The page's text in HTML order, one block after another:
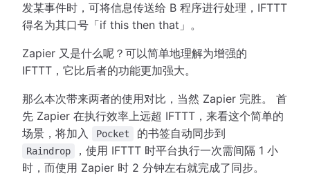
发某事件时，可将信息传送给 B 程序进行处理，IFTTT
得名为其口号「if this then that」。
Zapier 又是什么呢？可以简单地理解为增强的
IFTTT，它比后者的功能更加强大。
那么本次带来两者的使用对比，当然 Zapier 完胜。 首
先 Zapier 在执行效率上远超 IFTTT，来看这个简单的
场景，将加入
Pocket 的书签自动同步到
Raindrop
，使用 IFTTT 时平台执行一次需间隔 1 小
时，而使用 Zapier 时 2 分钟左右就完成了同步。